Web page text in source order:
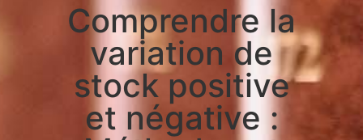
Comprendre la
variation de
stock positive
et négative :